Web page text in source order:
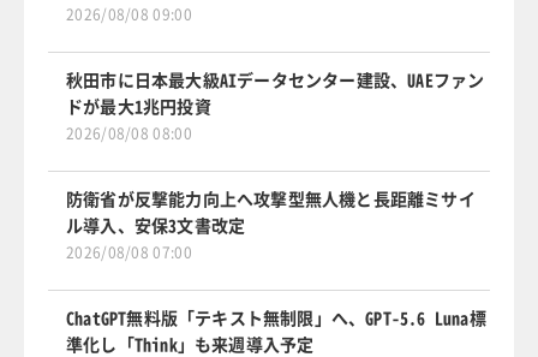
2026/08/08 09:00
秋田市に日本最大級AIデータセンター建設、UAEファン
ドが最大1兆円投資
2026/08/08 08:00
防衛省が反撃能力向上へ攻撃型無人機と長距離ミサイ
ル導入、安保3文書改定
2026/08/08 07:00
ChatGPT無料版「テキスト無制限」へ、GPT-5.6 Luna標
準化し「Think」も来週導入予定